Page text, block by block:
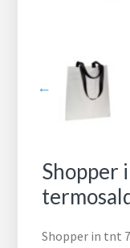
Shopper
Shopper in tnt